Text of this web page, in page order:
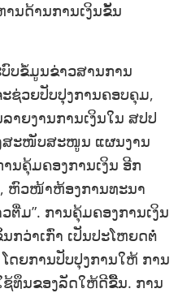
ນດ້ານການເງິນຂັ້ນ
ບຂໍ້ມູນຂ່າວສານການ
ຊ່ວຍປັບປຸງການຄອບ​ຄຸມ,
າຍງານການເງິນໃນ ສປປ
ສະໜັບສະໜູນ ​ແຜນ​ງານ
ນຄຸ້ມ​ຄອງການເງິນ ອີກ​
ຫົວ​ໜ້າ​ຫ້ອງ​ການ​ທະ​ນາ​
ຕື່ມ”. ການຄຸ້ມຄອງການເງິນ
ກວ່າ​ເກົ່າ ​ເປັນ​ປະ​ໂຫຍດ​ຕໍ່
ດຍການປັບປຸງການໃຫ້ ການ
ທຶນຂອງລັດໃຫ້ດີຂືີ້ນ. ການ